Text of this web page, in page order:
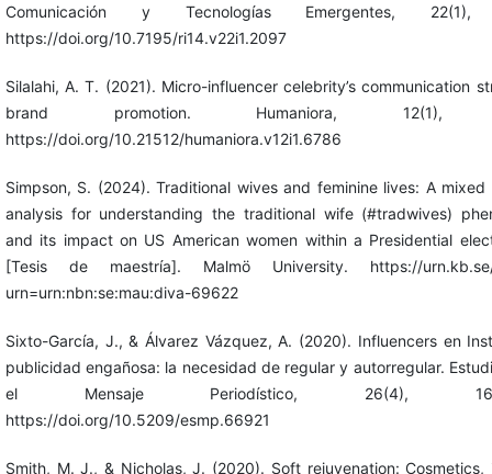
Comunicación y Tecnologías Emergentes, 22(1),
https://doi.org/10.7195/ri14.v22i1.2097
Silalahi, A. T. (2021). Micro-influencer celebrity’s communication
brand promotion. Humaniora, 12(1),
https://doi.org/10.21512/humaniora.v12i1.6786
Simpson, S. (2024). Traditional wives and feminine lives: A mixed
analysis for understanding the traditional wife (#tradwives)
and its impact on US American women within a Presidential
[Tesis de maestría]. Malmö University. https://urn.kb.se/
urn=urn:nbn:se:mau:diva-69622
Sixto-García, J., & Álvarez Vázquez, A. (2020). Influencers en
publicidad engañosa: la necesidad de regular y autorregular.
el Mensaje Periodístico, 26(4), 1611-
https://doi.org/10.5209/esmp.66921
Smith, M. J., & Nicholas, J. (2020). Soft rejuvenation: Cosmetics,